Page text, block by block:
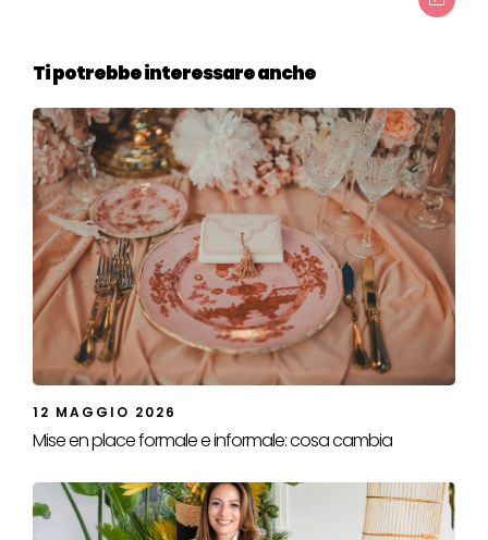
Ti potrebbe interessare anche
12 MAGGIO 2026
Mise en place formale e informale: cosa cambia